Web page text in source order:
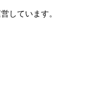
しています。